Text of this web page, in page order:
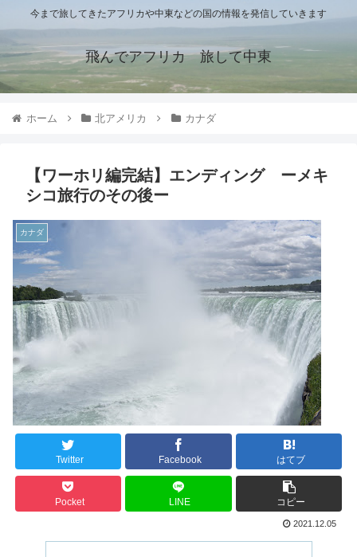
今まで旅してきたアフリカや中東などの国の情報を発信していきます
飛んでアフリカ 旅して中東
ホーム 北アメリカ カナダ
【ワーホリ編完結】エンディング ーメキ
シコ旅行のその後ー
カナダ
Twitter Facebook はてブ
Pocket LINE コピー
2021.12.05